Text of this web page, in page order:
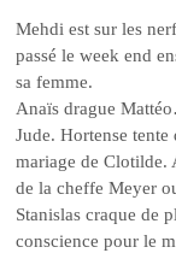
Mehdi est sur les
passé le week end
sa femme.
Anaïs drague
Jude. Hortense
mariage de Clotilde.
de la cheffe Meyer
Stanislas craque de
conscience pour le